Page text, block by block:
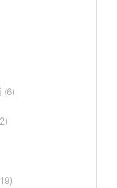
(6)